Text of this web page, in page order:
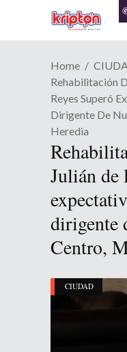
Home
Rehabilitación
Reyes Superó
Dirigente De
Heredia
Julián de
dirigente
Centro,
CIUDAD